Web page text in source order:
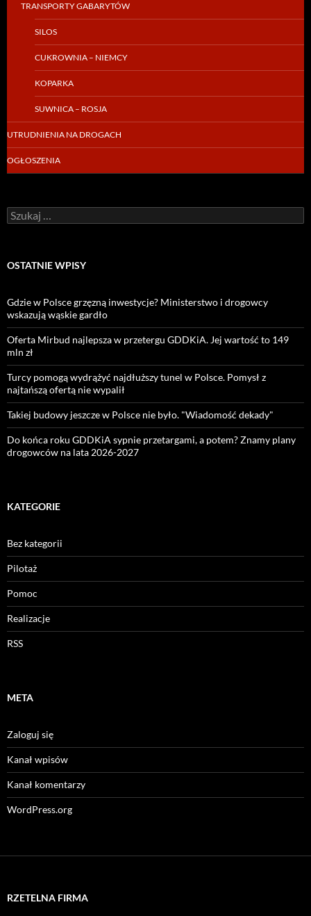
TRANSPORTY GABARYTÓW
SILOS
CUKROWNIA – NIEMCY
KOPARKA
SUWNICA – ROSJA
UTRUDNIENIA NA DROGACH
OGŁOSZENIA
Szukaj:
OSTATNIE WPISY
Gdzie w Polsce grzęzną inwestycje? Ministerstwo i drogowcy
wskazują wąskie gardło
Oferta Mirbud najlepsza w przetergu GDDKiA. Jej wartość to 149
mln zł
Turcy pomogą wydrążyć najdłuższy tunel w Polsce. Pomysł z
najtańszą ofertą nie wypalił
Takiej budowy jeszcze w Polsce nie było. "Wiadomość dekady"
Do końca roku GDDKiA sypnie przetargami, a potem? Znamy plany
drogowców na lata 2026-2027
KATEGORIE
Bez kategorii
Pilotaż
Pomoc
Realizacje
RSS
META
Zaloguj się
Kanał wpisów
Kanał komentarzy
WordPress.org
RZETELNA FIRMA